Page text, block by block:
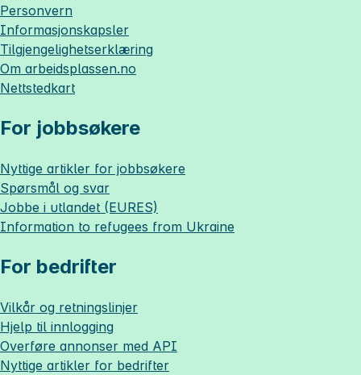
Personvern
Informasjonskapsler
Tilgjengelighetserklæring
Om arbeidsplassen.no
Nettstedkart
For jobbsøkere
Nyttige artikler for jobbsøkere
Spørsmål og svar
Jobbe i utlandet (EURES)
Information to refugees from Ukraine
For bedrifter
Vilkår og retningslinjer
Hjelp til innlogging
Overføre annonser med API
Nyttige artikler for bedrifter